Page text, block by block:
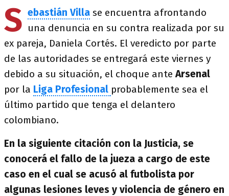
S ebastián Villa se encuentra afrontando
una denuncia en su contra realizada por su
ex pareja, Daniela Cortés. El veredicto por parte
de las autoridades se entregará este viernes y
debido a su situación, el choque anteArsenal
por la Liga Profesional probablemente sea el
último partido que tenga el delantero
colombiano.
En la siguiente citación con la Justicia, se
conocerá el fallo de la jueza a cargo de este
caso en el cual se acusó al futbolista por
algunas lesiones leves y violencia de género en